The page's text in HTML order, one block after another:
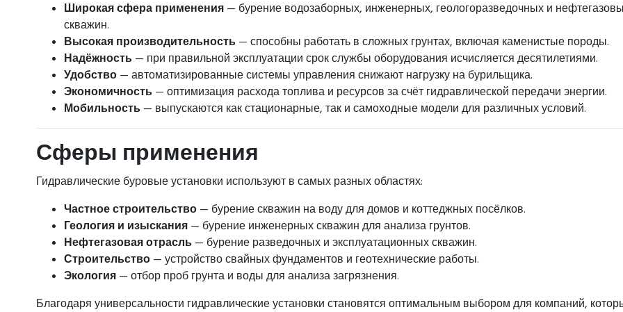
Широкая сфера применения — бурение водозаборных, инженерных, геологоразведочных и
скважин.
Высокая производительность — способны работать в сложных грунтах, включая каменистые породы.
Надёжность — при правильной эксплуатации срок службы оборудования исчисляется десятилетиями.
Удобство — автоматизированные системы управления снижают нагрузку на бурильщика.
Экономичность — оптимизация расхода топлива и ресурсов за счёт гидравлической передачи энергии.
Мобильность — выпускаются как стационарные, так и самоходные модели для различных условий.
Сферы применения
Гидравлические буровые установки используют в самых разных областях:
Частное строительство — бурение скважин на воду для домов и коттеджных посёлков.
Геология и изыскания — бурение инженерных скважин для анализа грунтов.
Нефтегазовая отрасль — бурение разведочных и эксплуатационных скважин.
Строительство — устройство свайных фундаментов и геотехнические работы.
Экология — отбор проб грунта и воды для анализа загрязнения.
Благодаря универсальности гидравлические установки становятся оптимальным выбором для компаний,